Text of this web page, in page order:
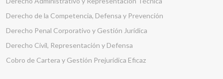
Derecho de la Competencia, Defensa y Prevención
Derecho Penal Corporativo y Gestión Jurídica
Derecho Civil, Representación y Defensa
Cobro de Cartera y Gestión Prejurídica Eficaz